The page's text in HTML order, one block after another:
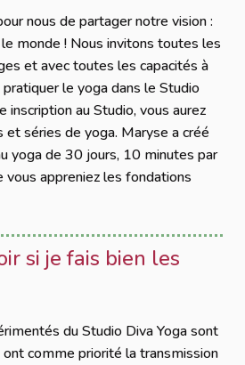
nous de partager notre vision :
monde ! Nous invitons toutes les
et avec toutes les capacités à
le yoga dans le Studio
inscription au Studio, vous aurez
et séries de yoga. Maryse a créé
yoga de 30 jours, 10 minutes par
vous appreniez les fondations
si je fais bien les
du Studio Diva Yoga sont
comme priorité la transmission